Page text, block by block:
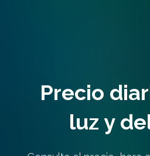
Precio
luz y